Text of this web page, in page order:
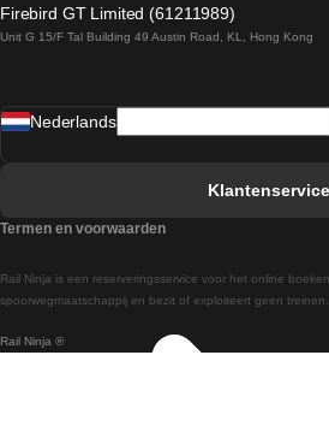
Treinen van Praag naar
Treinen van Wenen naar
Treinen van Wenen naar
Firebird GT Limited (61211989)
Unit G 15/F Tal Building 49 Austin Road, KL, Hong Kong
Rail Ninja ®
Rail Ninja is een reserveringsservice voor het online
spoorwegmaatschappij en bezit of exploiteert geen treinen.
Nederlands
Klantenservice
Termen en voorwaarden